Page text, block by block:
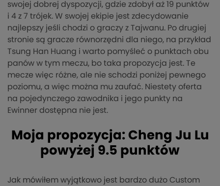
swojej dobrej dyspozycji, gdzie zdobył aż 19 punktów
i 4 z 7 trójek. W swojej ekipie jest zdecydowanie
najlepszy jeśli chodzi o graczy z Tajwanu. Po drugiej
stronie są gracze równorzędni dla niego, na przykład
Tsung Han Huang i warto pomyśleć o punktach obu
panów w tym meczu, bo taka propozycja jest. Te
mecze więc różne, ale nie schodzi poniżej pewnego
poziomu, a więc można mu zaufać. Niestety oferta
na pojedynczego zawodnika i jego punkty na
Ewinner dostępna nie jest.
Moja propozycja: Cheng Ju Lu
powyżej 9.5 punktów
Jak mówiłem wyjątkowo jest bardzo dużo Custom